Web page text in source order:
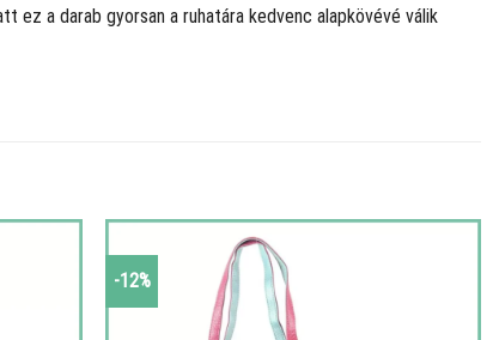
ez a darab gyorsan a ruhatára kedvenc alapkövévé válik
-12%